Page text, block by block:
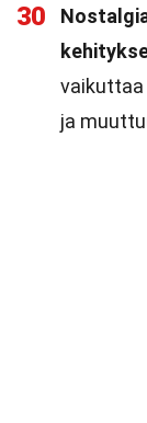
30
ja